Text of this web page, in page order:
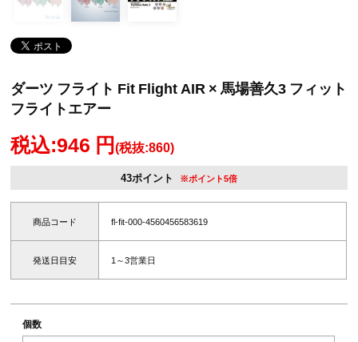
ダーツ フライト Fit Flight AIR × 馬場善久3 フィット
フライトエアー
税込:946 円(税抜:860)
43ポイント ※ポイント5倍
商品コード fl-fit-000-4560456583619
発送日目安 1～3営業日
個数